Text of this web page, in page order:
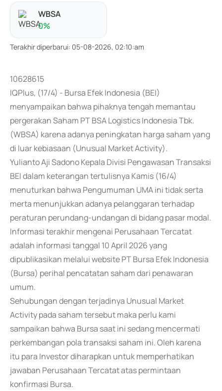
WBSA
0%
Terakhir diperbarui: 05-08-2026, 02:10:am
10628615
IQPlus, (17/4) - Bursa Efek Indonesia (BEI)
menyampaikan bahwa pihaknya tengah memantau
pergerakan Saham PT BSA Logistics Indonesia Tbk.
(WBSA) karena adanya peningkatan harga saham yang
di luar kebiasaan (Unusual Market Activity).
Yulianto Aji Sadono Kepala Divisi Pengawasan Transaksi
BEI dalam keterangan tertulisnya Kamis (16/4)
menuturkan bahwa Pengumuman UMA ini tidak serta
merta menunjukkan adanya pelanggaran terhadap
peraturan perundang-undangan di bidang pasar modal.
Informasi terakhir mengenai Perusahaan Tercatat
adalah informasi tanggal 10 April 2026 yang
dipublikasikan melalui website PT Bursa Efek Indonesia
(Bursa) perihal pencatatan saham dari penawaran
umum.
Sehubungan dengan terjadinya Unusual Market
Activity pada saham tersebut maka perlu kami
sampaikan bahwa Bursa saat ini sedang mencermati
perkembangan pola transaksi saham ini. Oleh karena
itu para Investor diharapkan untuk memperhatikan
jawaban Perusahaan Tercatat atas permintaan
konfirmasi Bursa.